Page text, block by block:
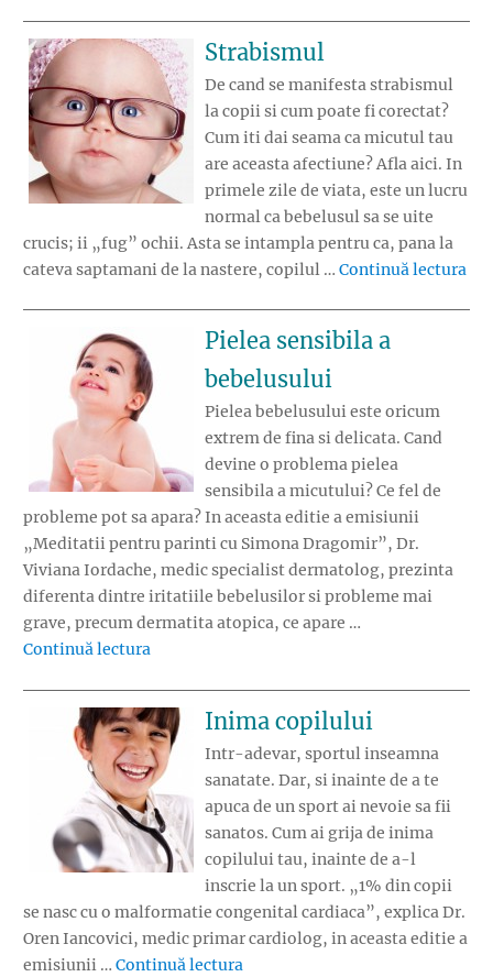
Strabismul
De cand se manifesta strabismul
la copii si cum poate fi corectat?
Cum iti dai seama ca micutul tau
are aceasta afectiune? Afla aici. In
primele zile de viata, este un lucru
normal ca bebelusul sa se uite
crucis; ii „fug” ochii. Asta se intampla pentru ca, pana la
cateva saptamani de la nastere, copilul … Continuă lectura
Pielea sensibila a
bebelusului
Pielea bebelusului este oricum
extrem de fina si delicata. Cand
devine o problema pielea
sensibila a micutului? Ce fel de
probleme pot sa apara? In aceasta editie a emisiunii
„Meditatii pentru parinti cu Simona Dragomir”, Dr.
Viviana Iordache, medic specialist dermatolog, prezinta
diferenta dintre iritatiile bebelusilor si probleme mai
grave, precum dermatita atopica, ce apare …
Continuă lectura
Inima copilului
Intr-adevar, sportul inseamna
sanatate. Dar, si inainte de a te
apuca de un sport ai nevoie sa fii
sanatos. Cum ai grija de inima
copilului tau, inainte de a-l
inscrie la un sport. „1% din copii
se nasc cu o malformatie congenital cardiaca”, explica Dr.
Oren Iancovici, medic primar cardiolog, in aceasta editie a
emisiunii … Continuă lectura